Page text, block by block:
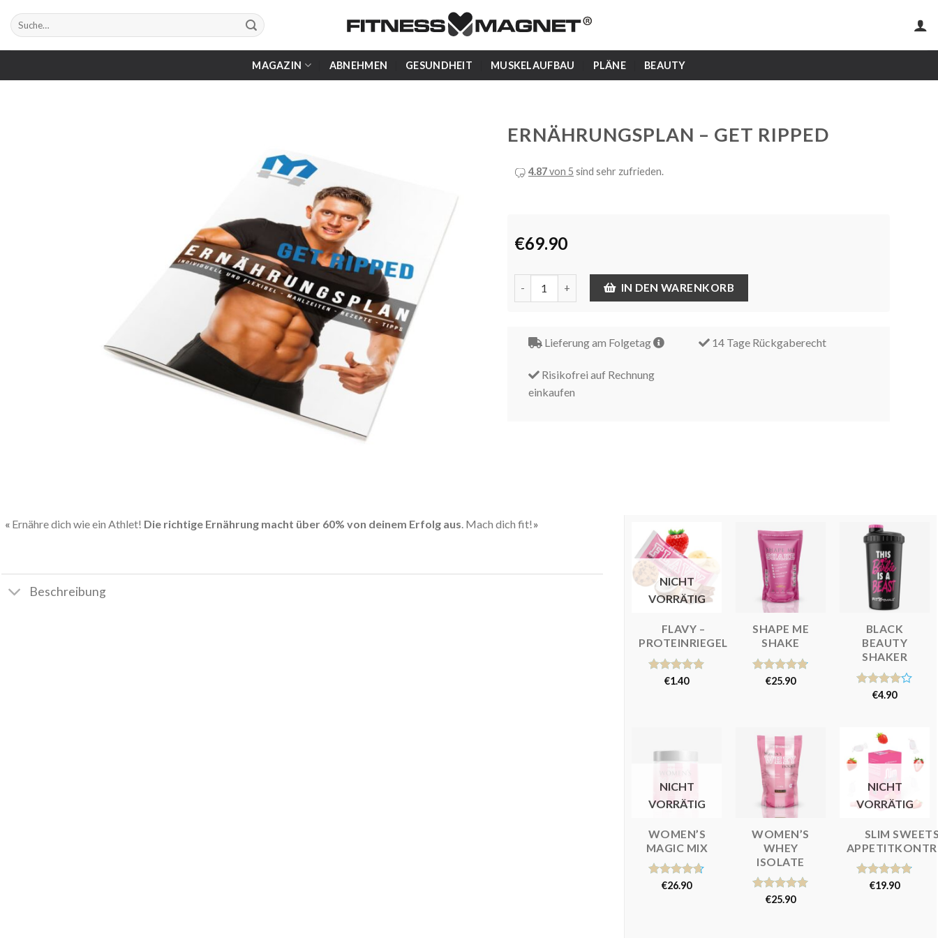
Inhalt
Suche
nach:
MAGAZIN ABNEHMEN GESUNDHEIT MUSKELAUFBAU PLÄNE BEAUTY
ERNÄHRUNGSPLAN – GET RIPPED
4.87von 5 sind sehr zufrieden.
€69.90
Ernährungsplan - GET RIPPED Menge
IN DEN WARENKORB
Lieferung am Folgetag
Risikofrei auf Rechnung
einkaufen
14 Tage Rückgaberecht
Ernähre dich wie ein Athlet! Die richtige Ernährung macht über 60% von deinem Erfolg aus. Mach dich fit!
Beschreibung
NICHT
VORRÄTIG
FLAVY –
PROTEINRIEGEL
Bewertet
€1.40
SHAPE ME
SHAKE
Bewertet
€25.90
BLACK
BEAUTY
SHAKER
Bewertet
€4.90
NICHT
VORRÄTIG
WOMEN’S
MAGIC MIX
Bewertet
€26.90
WOMEN’S
WHEY
ISOLATE
Bewertet
€25.90
NICHT
VORRÄTIG
SLIM
Bewertet
€19.90